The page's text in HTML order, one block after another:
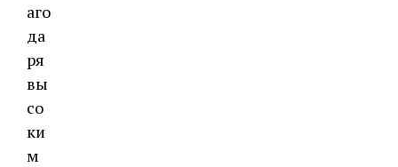
аго
да
ря
вы
со
ки
м